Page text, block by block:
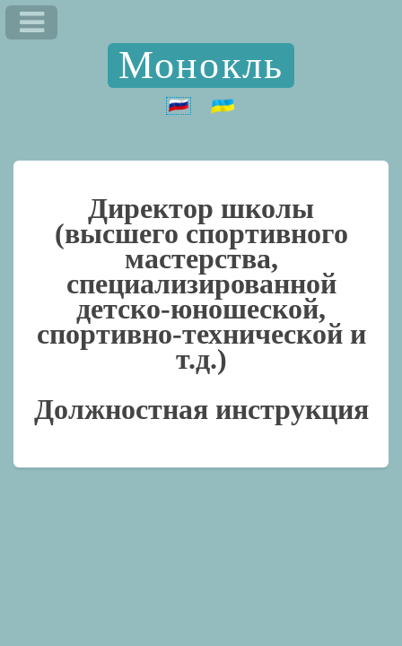
Монокль
Директор школы
(высшего спортивного
мастерства,
специализированной
детско-юношеской,
спортивно-технической и
т.д.)
Должностная инструкция